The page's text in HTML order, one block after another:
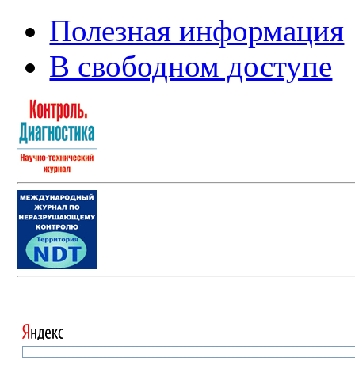
Полезная информация
В свободном доступе